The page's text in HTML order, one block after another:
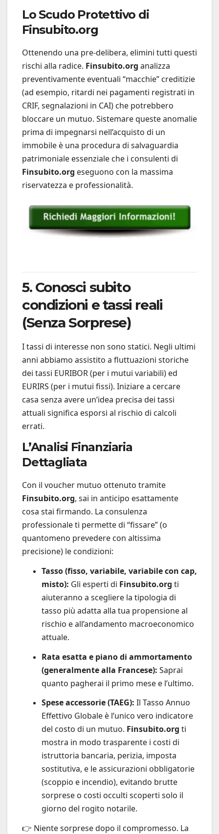
Lo Scudo Protettivo di
Finsubito.org
Ottenendo una pre-delibera, elimini tutti questi
rischi alla radice. Finsubito.org analizza
preventivamente eventuali “macchie” creditizie
(ad esempio, ritardi nei pagamenti registrati in
CRIF, segnalazioni in CAI) che potrebbero
bloccare un mutuo. Sistemare queste anomalie
prima di impegnarsi nell’acquisto di un
immobile è una procedura di salvaguardia
patrimoniale essenziale che i consulenti di
Finsubito.org eseguono con la massima
riservatezza e professionalità.
5. Conosci subito
condizioni e tassi reali
(Senza Sorprese)
I tassi di interesse non sono statici. Negli ultimi
anni abbiamo assistito a fluttuazioni storiche
dei tassi EURIBOR (per i mutui variabili) ed
EURIRS (per i mutui fissi). Iniziare a cercare
casa senza avere un’idea precisa dei tassi
attuali significa esporsi al rischio di calcoli
errati.
L’Analisi Finanziaria
Dettagliata
Con il voucher mutuo ottenuto tramite
Finsubito.org, sai in anticipo esattamente
cosa stai firmando. La consulenza
professionale ti permette di “fissare” (o
quantomeno prevedere con altissima
precisione) le condizioni:
Tasso (fisso, variabile, variabile con cap,
misto): Gli esperti di Finsubito.org ti
aiuteranno a scegliere la tipologia di
tasso più adatta alla tua propensione al
rischio e all’andamento macroeconomico
attuale.
Rata esatta e piano di ammortamento
(generalmente alla Francese): Saprai
quanto pagherai il primo mese e l’ultimo.
Spese accessorie (TAEG): Il Tasso Annuo
Effettivo Globale è l’unico vero indicatore
del costo di un mutuo. Finsubito.org ti
mostra in modo trasparente i costi di
istruttoria bancaria, perizia, imposta
sostitutiva, e le assicurazioni obbligatorie
(scoppio e incendio), evitando brutte
sorprese o costi occulti scoperti solo il
giorno del rogito notarile.
👉 Niente sorprese dopo il compromesso. La